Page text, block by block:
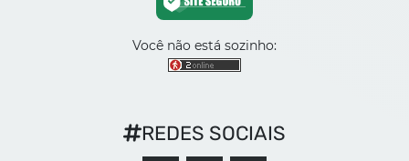
Você não está sozinho:
REDES SOCIAIS